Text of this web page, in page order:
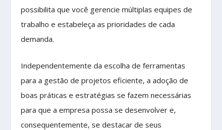
possibilita que você gerencie múltiplas equipes de
trabalho e estabeleça as prioridades de cada
demanda.
Independentemente da escolha de ferramentas
para a gestão de projetos eficiente, a adoção de
boas práticas e estratégias se fazem necessárias
para que a empresa possa se desenvolver e,
consequentemente, se destacar de seus